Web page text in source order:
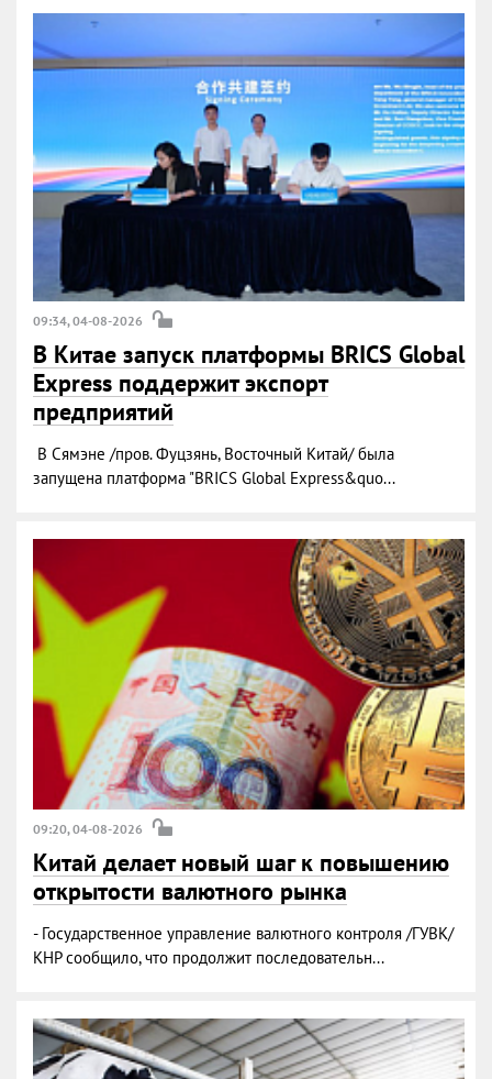
09:34, 04-08-2026
В Китае запуск платформы BRICS Global
Express поддержит экспорт
предприятий
В Сямэне /пров. Фуцзянь, Восточный Китай/ была
запущена платформа "BRICS Global Express&quo...
09:20, 04-08-2026
Китай делает новый шаг к повышению
открытости валютного рынка
- Государственное управление валютного контроля /ГУВК/
КНР сообщило, что продолжит последовательн...